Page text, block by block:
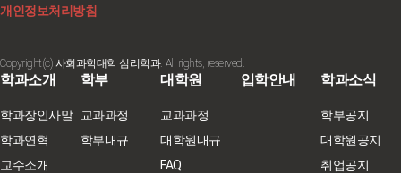
개인정보처리방침
Copyright(c) 사회과학대학 심리학과. All rights, reserved.
학과소개
학과장인사말
학과연혁
교수소개
학부
교과과정
학부내규
대학원
교과과정
대학원내규
FAQ
입학안내 학과소식
학부공지
대학원공지
취업공지